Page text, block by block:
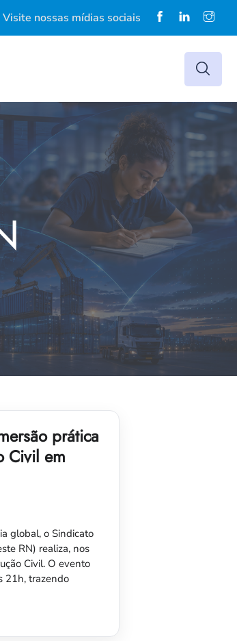
Visite nossas mídias sociais
prática
Civil em
global, o Sindicato
RN) realiza, nos
Civil. O evento
21h, trazendo